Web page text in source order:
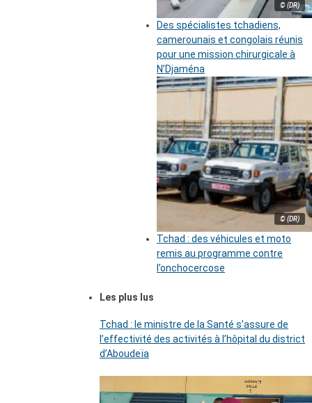
© (DR)
Des spécialistes tchadiens,
camerounais et congolais réunis
pour une mission chirurgicale à
N’Djaména
© (DR)
Tchad : des véhicules et moto
remis au programme contre
l’onchocercose
Les plus lus
Tchad : le ministre de la Santé s’assure de
l’effectivité des activités à l’hôpital du district
d’Aboudeïa